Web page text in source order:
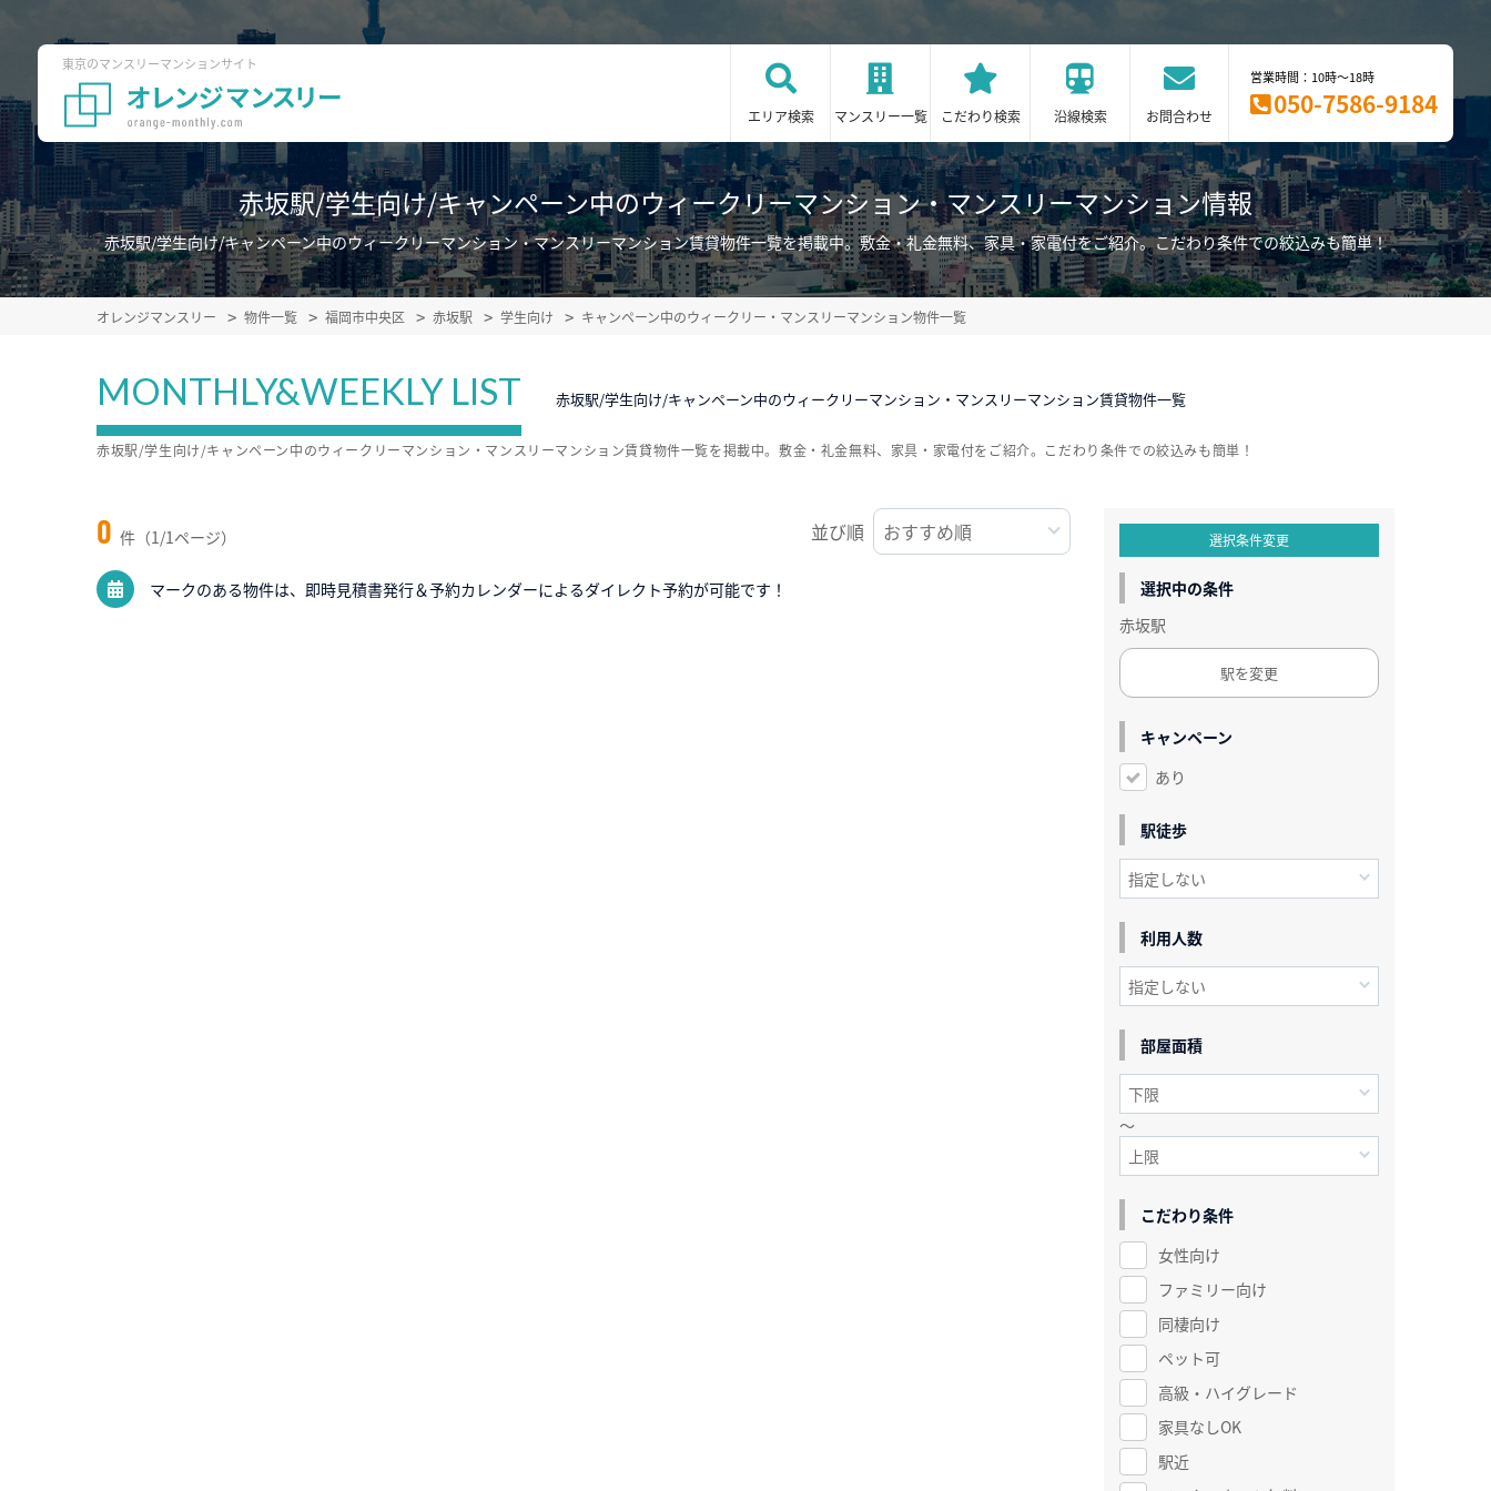
東京のマンスリーマンションサイト
エリア検索 マンスリー一覧 こだわり検索 沿線検索 お問合わせ
営業時間：10時～18時
050-7586-9184
赤坂駅/学生向け/キャンペーン中のウィークリーマンション・マンスリーマンション情報
赤坂駅/学生向け/キャンペーン中のウィークリーマンション・マンスリーマンション賃貸物件一覧を掲載中。敷金・礼金無料、家具・家電付をご紹介。こだわり条件での絞込みも簡単！
オレンジマンスリー 物件一覧 福岡市中央区 赤坂駅 学生向け キャンペーン中のウィークリー・マンスリーマンション物件一覧
MONTHLY&WEEKLY LIST 赤坂駅/学生向け/キャンペーン中のウィークリーマンション・マンスリーマンション賃貸物件一覧
0 件（1/1ページ） 並び順
マークのある物件は、即時見積書発行＆予約カレンダーによるダイレクト予約が可能です！
赤坂駅/学生向け/キャンペーン中のウィークリーマンション・マンスリーマンション賃貸物件一覧を掲載中。敷金・礼金無料、家具・家電付をご紹介。こだわり条件での絞込みも簡単！
選択条件変更
選択中の条件
赤坂駅
駅を変更
キャンペーン
あり
駅徒歩
利用人数
部屋面積
～
こだわり条件
女性向け
ファミリー向け
同棲向け
ペット可
高級・ハイグレード
家具なしOK
駅近